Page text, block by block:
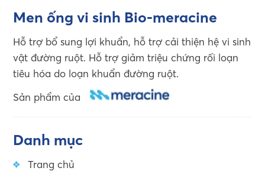
Men ống vi sinh Bio-meracine
Hỗ trợ bổ sung lợi khuẩn, hỗ trợ cải thiện hệ vi sinh
vật đường ruột. Hỗ trợ giảm triệu chứng rối loạn
tiêu hóa do loạn khuẩn đường ruột.
Sản phẩm của
Danh mục
Trang chủ